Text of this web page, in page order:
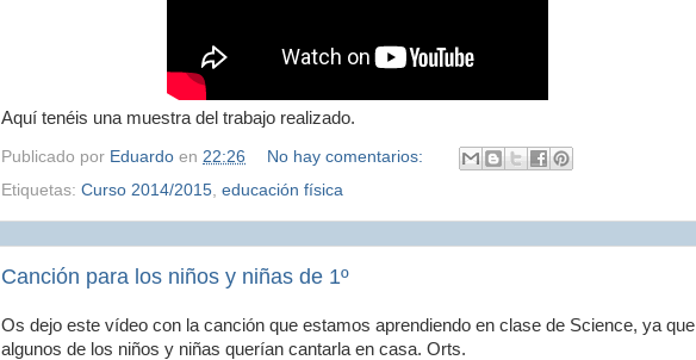
Aquí tenéis una muestra del trabajo realizado.
Publicado por Eduardo en 22:26
No hay comentarios:
Etiquetas: Curso 2014/2015 educación física
Canción para los niños y niñas de 1º
Os dejo este vídeo con la canción que estamos aprendiendo en clase de Science, ya que
algunos de los niños y niñas querían cantarla en casa. Orts.